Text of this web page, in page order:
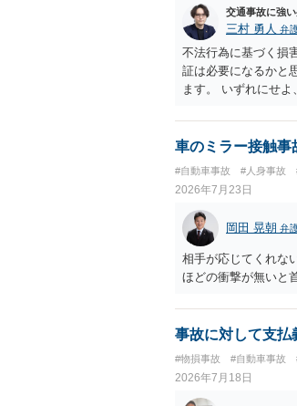
思疎通が難しいと
要があると思われま
交通事故に強
三村 勇人 弁
不法行為に基づく損
証は必要になるかと
ます。 いずれにせ
車のミラー接触事
#自動車事故 #人身事故
2026年7月23日
岡田 晃朝 弁
相手が応じてくれな
ほどの衝撃が無いと
事故に対して支払
#物損事故 #自動車事故
2026年7月18日